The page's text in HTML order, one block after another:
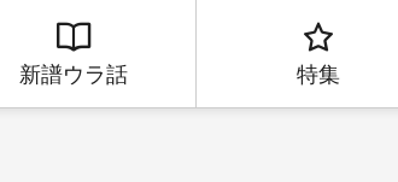
新譜ウラ話 特集